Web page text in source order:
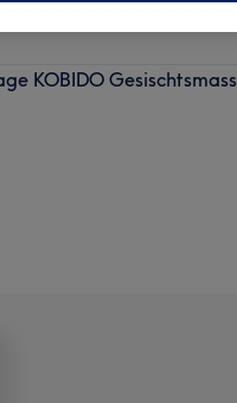
KOBIDO